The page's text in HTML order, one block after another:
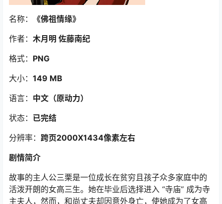
名称：
《佛祖情缘》
作者： 木月明 佐藤南纪
格式： PNG
大小： 149 MB
语言： 中文 （原动力）
状态： 已完结
分辨率： 跨页2000X1434像素左右
剧情简介
故事的主人公三栗是一位成长在贫穷且孩子众多家庭中的
活泼开朗的女高三生。她在毕业后选择进入 “寺庙” 成为寺
主夫人，然而，和尚丈夫却因意外身亡，使她成为了女高